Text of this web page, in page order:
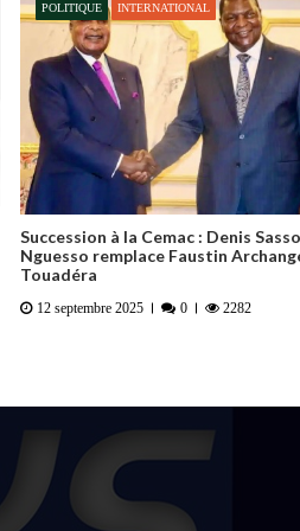
POLITIQUE INTERNATIONAL
Succession à la Cemac : Denis
Nguesso remplace Faustin
Touadéra
12 septembre 2025 0 2282